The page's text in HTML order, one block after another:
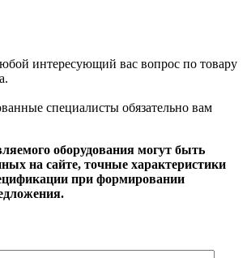
интересующий вас вопрос по товару
специалисты обязательно вам
оборудования могут быть
на сайте, точные характеристики
при формировании